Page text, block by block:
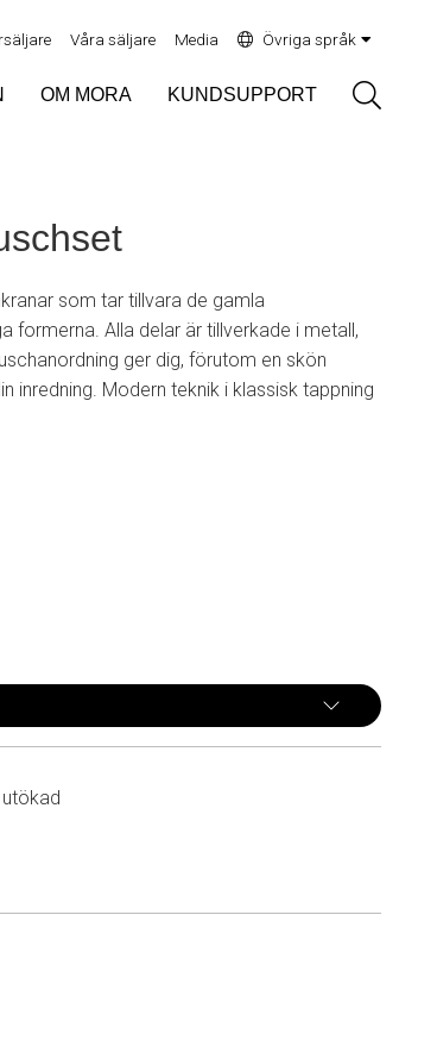
Våra säljare Media Övriga språk
OM MORA KUNDSUPPORT
som tar tillvara de gamla
formerna. Alla delar är tillverkade i metall,
ger dig, förutom en skön
inredning. Modern teknik i klassisk tappning